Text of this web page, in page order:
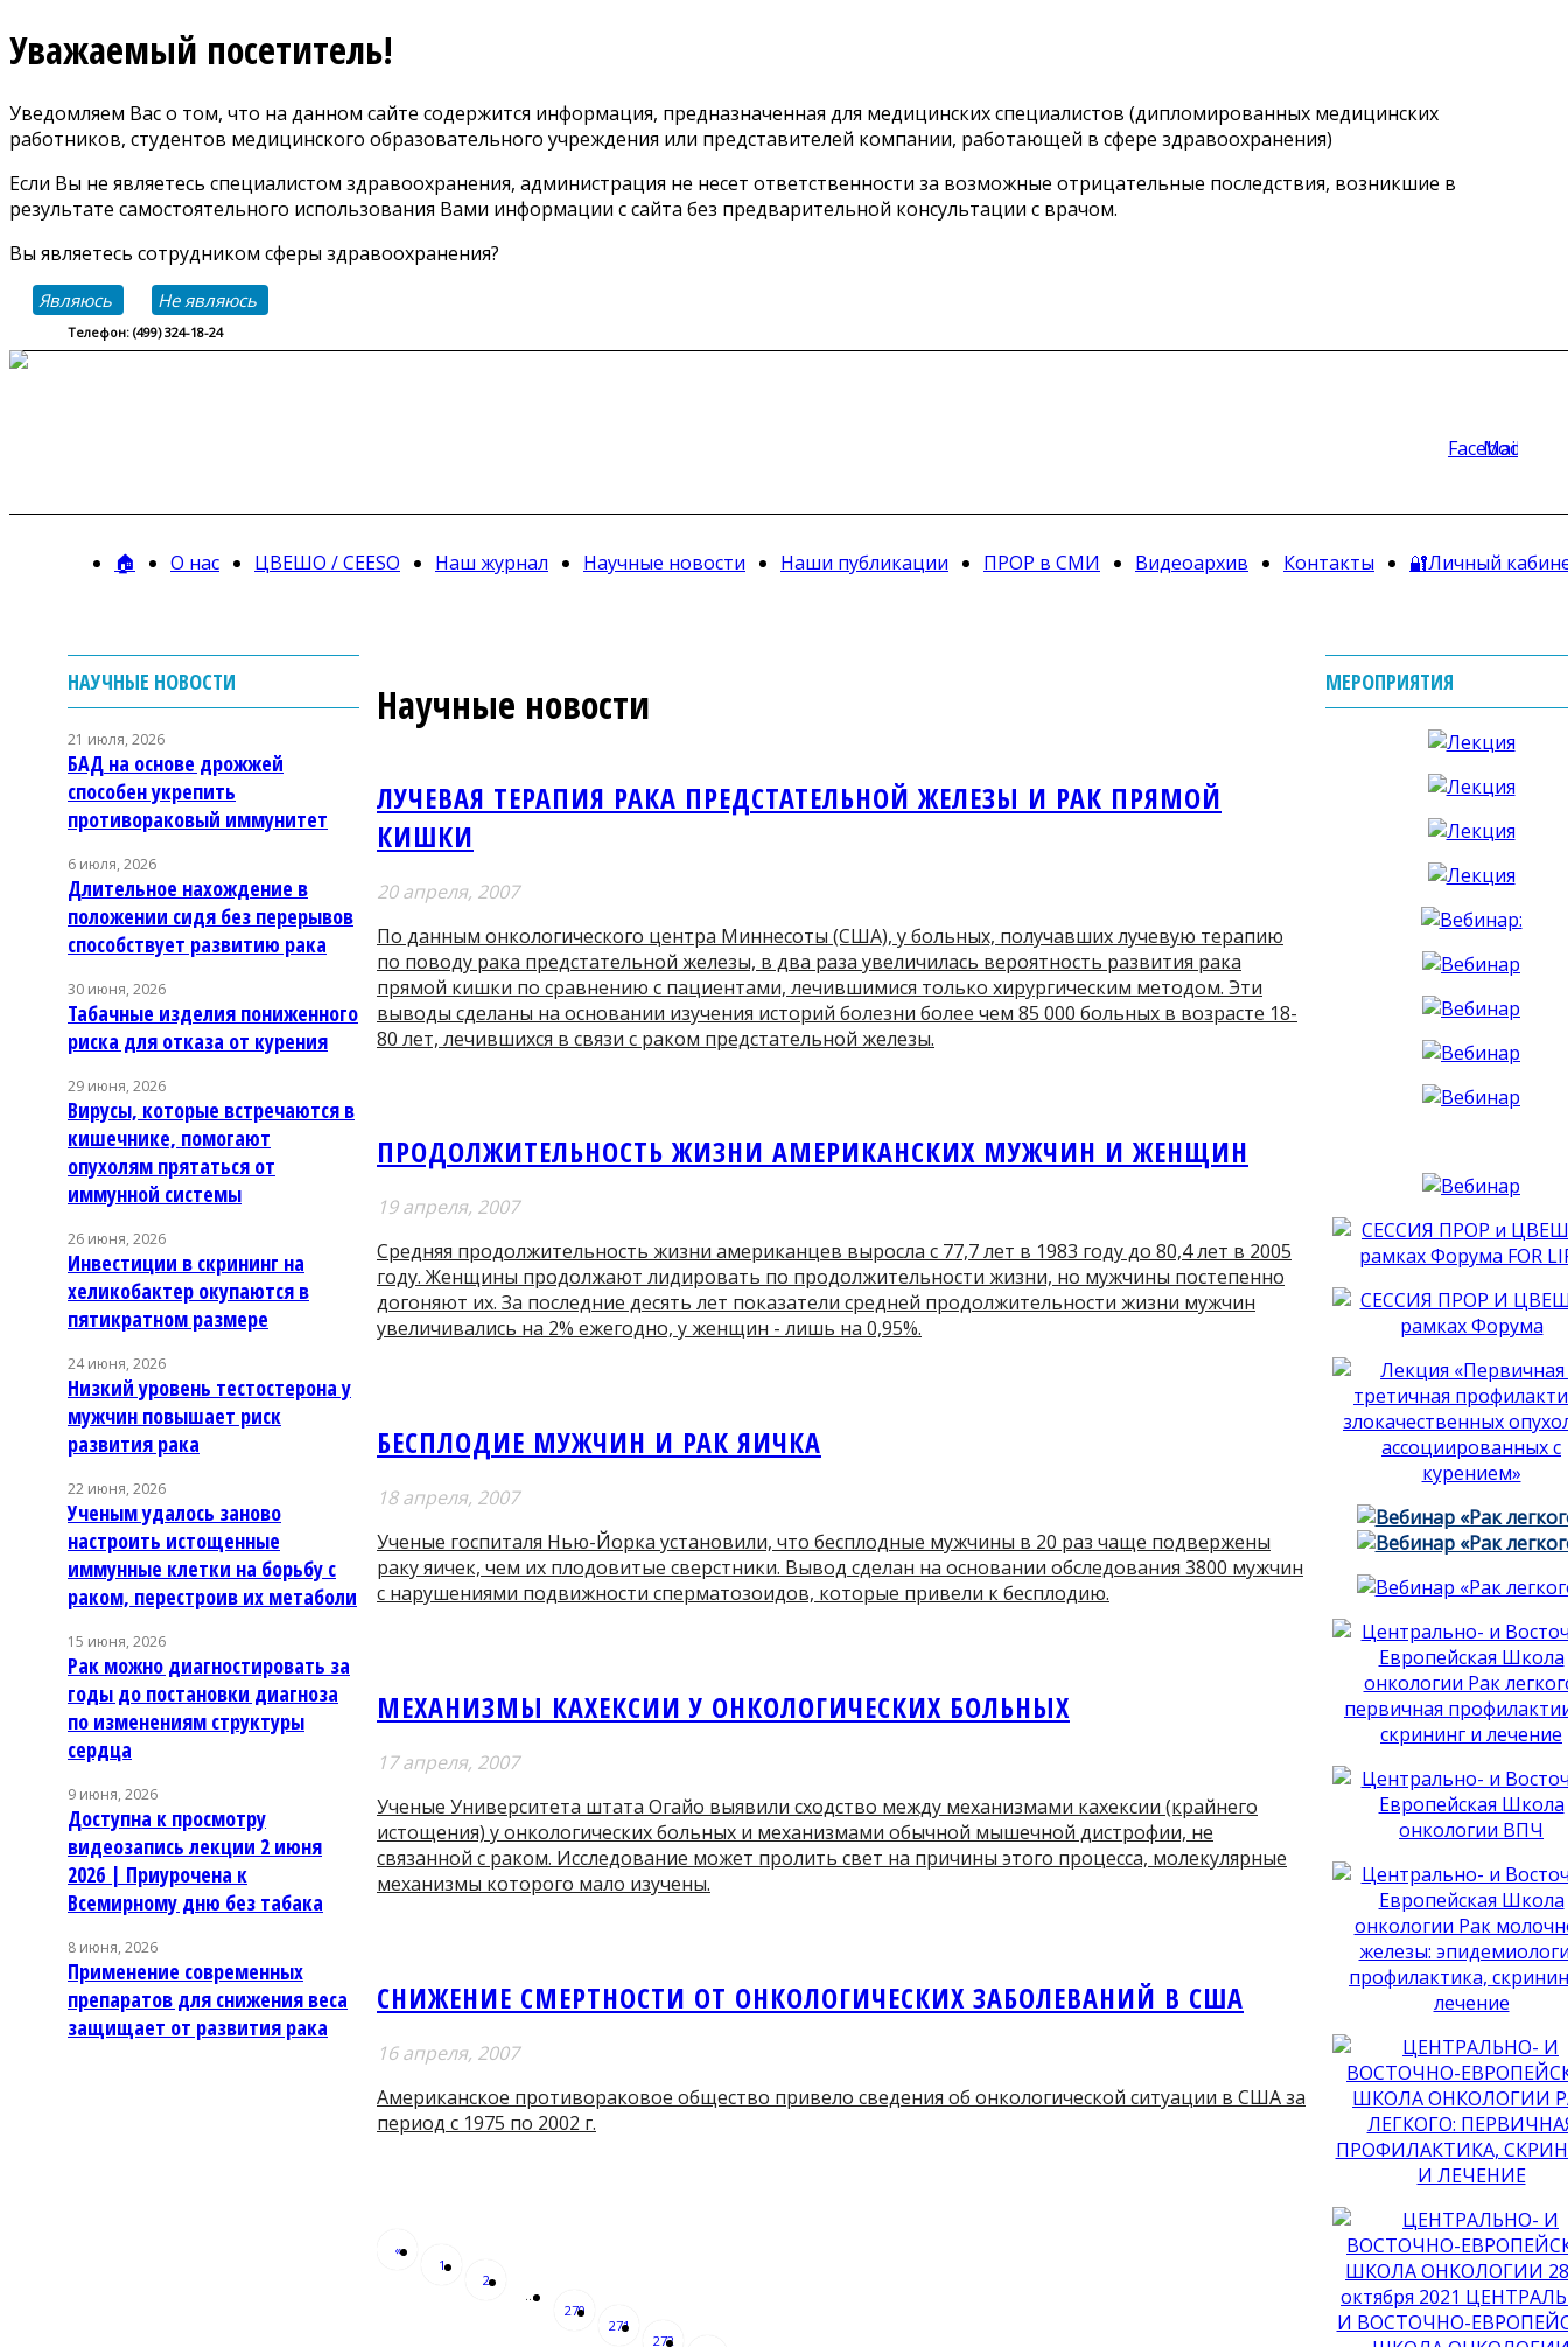
Уважаемый посетитель!
Уведомляем Вас о том, что на данном сайте содержится информация, предназначенная для медицинских специалистов (дипломированных медицинских
работников, студентов медицинского образовательного учреждения или представителей компании, работающей в сфере здравоохранения)
Если Вы не являетесь специалистом здравоохранения, администрация не несет ответственности за возможные отрицательные последствия, возникшие в
результате самостоятельного использования Вами информации с сайта без предварительной консультации с врачом.
Вы являетесь сотрудником сферы здравоохранения?
Являюсь Не являюсь
Телефон: (499) 324-18-24
Facebook
Mail
🏠 О нас ЦВЕШО / CEESO Наш журнал Научные новости Наши публикации ПРОР в СМИ Видеоархив Контакты 🔐Личный
Научные новости
ЛУЧЕВАЯ ТЕРАПИЯ РАКА ПРЕДСТАТЕЛЬНОЙ ЖЕЛЕЗЫ И РАК ПРЯМОЙ
КИШКИ
20 апреля, 2007
По данным онкологического центра Миннесоты (США), у больных, получавших лучевую терапию
по поводу рака предстательной железы, в два раза увеличилась вероятность развития рака
прямой кишки по сравнению с пациентами, лечившимися только хирургическим методом. Эти
выводы сделаны на основании изучения историй болезни более чем 85 000 больных в возрасте 18-
80 лет, лечившихся в связи с раком предстательной железы.
ПРОДОЛЖИТЕЛЬНОСТЬ ЖИЗНИ АМЕРИКАНСКИХ МУЖЧИН И ЖЕНЩИН
19 апреля, 2007
Средняя продолжительность жизни американцев выросла с 77,7 лет в 1983 году до 80,4 лет в 2005
году. Женщины продолжают лидировать по продолжительности жизни, но мужчины постепенно
догоняют их. За последние десять лет показатели средней продолжительности жизни мужчин
увеличивались на 2% ежегодно, у женщин - лишь на 0,95%.
БЕСПЛОДИЕ МУЖЧИН И РАК ЯИЧКА
18 апреля, 2007
Ученые госпиталя Нью-Йорка установили, что бесплодные мужчины в 20 раз чаще подвержены
раку яичек, чем их плодовитые сверстники. Вывод сделан на основании обследования 3800 мужчин
с нарушениями подвижности сперматозоидов, которые привели к бесплодию.
МЕХАНИЗМЫ КАХЕКСИИ У ОНКОЛОГИЧЕСКИХ БОЛЬНЫХ
17 апреля, 2007
Ученые Университета штата Огайо выявили сходство между механизмами кахексии (крайнего
истощения) у онкологических больных и механизмами обычной мышечной дистрофии, не
связанной с раком. Исследование может пролить свет на причины этого процесса, молекулярные
механизмы которого мало изучены.
СНИЖЕНИЕ СМЕРТНОСТИ ОТ ОНКОЛОГИЧЕСКИХ ЗАБОЛЕВАНИЙ В США
16 апреля, 2007
Американское противораковое общество привело сведения об онкологической ситуации в США за
период с 1975 по 2002 г.
«
1
2
...
270
271
272
НАУЧНЫЕ НОВОСТИ
21 июля, 2026
БАД на основе дрожжей
способен укрепить
противораковый иммунитет
6 июля, 2026
Длительное нахождение в
положении сидя без перерывов
способствует развитию рака
30 июня, 2026
Табачные изделия пониженного
риска для отказа от курения
29 июня, 2026
Вирусы, которые встречаются в
кишечнике, помогают
опухолям прятаться от
иммунной системы
26 июня, 2026
Инвестиции в скрининг на
хеликобактер окупаются в
пятикратном размере
24 июня, 2026
Низкий уровень тестостерона у
мужчин повышает риск
развития рака
22 июня, 2026
Ученым удалось заново
настроить истощенные
иммунные клетки на борьбу с
раком, перестроив их метаболи
15 июня, 2026
Рак можно диагностировать за
годы до постановки диагноза
по изменениям структуры
сердца
9 июня, 2026
Доступна к просмотру
видеозапись лекции 2 июня
2026 | Приурочена к
Всемирному дню без табака
8 июня, 2026
Применение современных
препаратов для снижения веса
защищает от развития рака
МЕРОПРИЯТИЯ